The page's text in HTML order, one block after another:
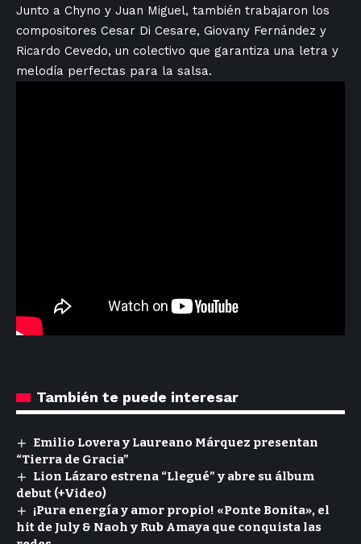
Junto a Chyno y Juan Miguel, también trabajaron los
compositores Cesar Di Cesare, Giovany Fernández y
Ricardo Cevedo, un colectivo que garantiza una letra y
melodía perfectas para la salsa.
También te puede interesar
Emilio Lovera y Laureano Márquez presentan
“Tierra de Gracia”
Lion Lázaro estrena “Llegué” y abre su álbum
debut (+Video)
¡Pura energía y amor propio! «Ponte Bonita», el
hit de July & Naoh y Rub Amaya que conquista las